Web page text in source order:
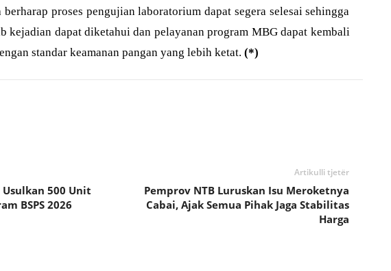
berharap proses pengujian laboratorium dapat segera selesai sehingga
kejadian dapat diketahui dan pelayanan program MBG dapat kembali
standar keamanan pangan yang lebih ketat. (*)
500 Unit
BSPS 2026
Artikulli tjetër
Pemprov NTB Luruskan Isu Meroketnya
Cabai, Ajak Semua Pihak Jaga Stabilitas
Harga